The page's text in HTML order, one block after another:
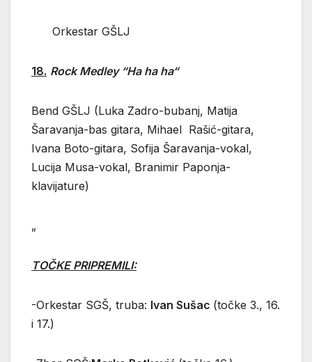
Orkestar GŠLJ
18. Rock Medley “Ha ha ha“
Bend GŠLJ (Luka Zadro-bubanj, Matija
Šaravanja-bas gitara, Mihael Rašić-gitara,
Ivana Boto-gitara, Sofija Šaravanja-vokal,
Lucija Musa-vokal, Branimir Paponja-
klavijature)
„
TOČKE PRIPREMILI:
-Orkestar SGŠ, truba: Ivan Sušac (točke 3., 16.
i 17.)